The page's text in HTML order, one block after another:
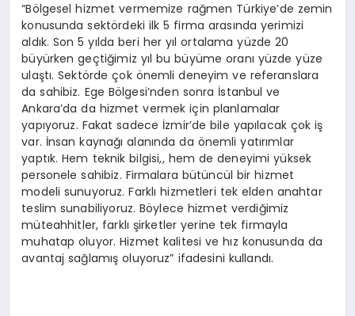
“Bölgesel hizmet vermemize rağmen Türkiye’de zemin
konusunda sektördeki ilk 5 firma arasında yerimizi
aldık. Son 5 yılda beri her yıl ortalama yüzde 20
büyürken geçtiğimiz yıl bu büyüme oranı yüzde yüze
ulaştı. Sektörde çok önemli deneyim ve referanslara
da sahibiz. Ege Bölgesi’nden sonra İstanbul ve
Ankara’da da hizmet vermek için planlamalar
yapıyoruz. Fakat sadece İzmir’de bile yapılacak çok iş
var. İnsan kaynağı alanında da önemli yatırımlar
yaptık. Hem teknik bilgisi,, hem de deneyimi yüksek
personele sahibiz. Firmalara bütüncül bir hizmet
modeli sunuyoruz. Farklı hizmetleri tek elden anahtar
teslim sunabiliyoruz. Böylece hizmet verdiğimiz
müteahhitler, farklı şirketler yerine tek firmayla
muhatap oluyor. Hizmet kalitesi ve hız konusunda da
avantaj sağlamış oluyoruz” ifadesini kullandı.